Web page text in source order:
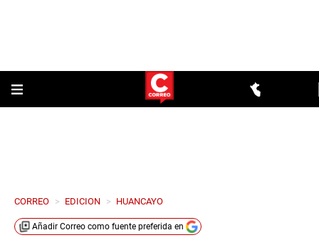
CORREO > EDICION > HUANCAYO
Añadir Correo como fuente preferida en